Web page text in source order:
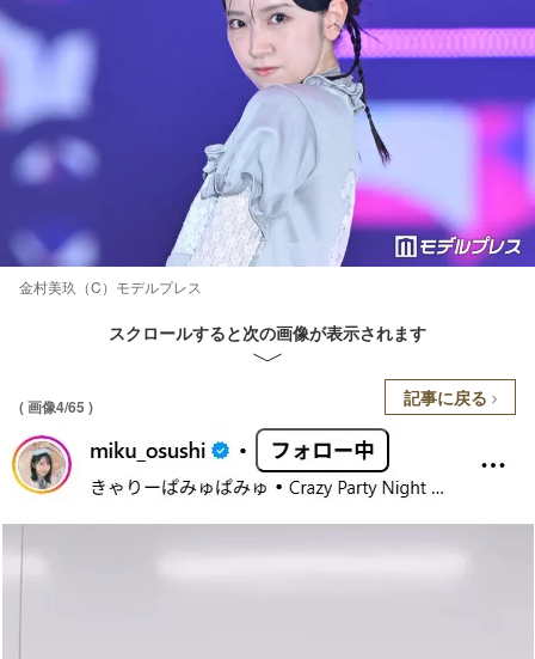
金村美玖（C）モデルプレス
スクロールすると次の画像が表示されます
( 画像4/65 ) 記事に戻る